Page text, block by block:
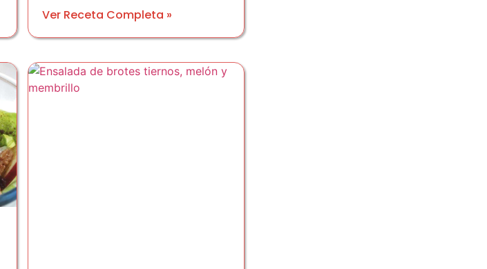
Ver Receta Completa »